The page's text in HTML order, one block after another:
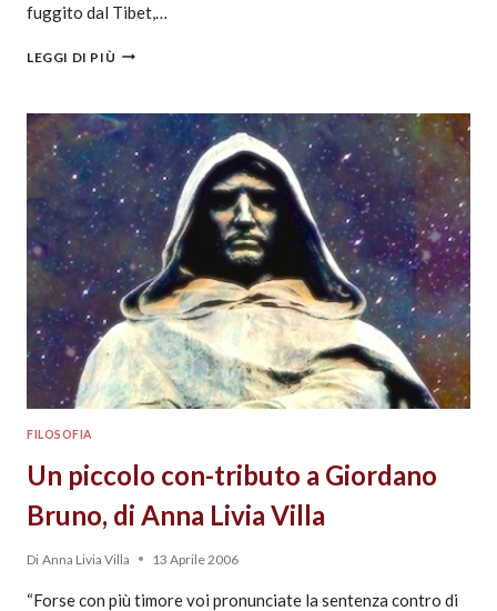
fuggito dal Tibet,…
LEGGI DI PIÙ
FILOSOFIA
Un piccolo con-tributo a Giordano
Bruno, di Anna Livia Villa
Di Anna Livia Villa 13 Aprile 2006
“Forse con più timore voi pronunciate la sentenza contro di